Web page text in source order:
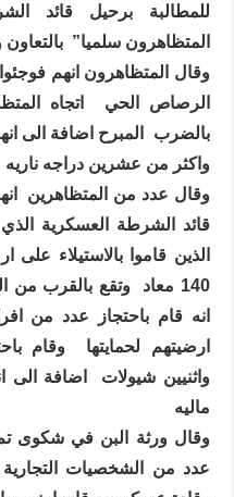
للمطالبة برحيل قائد
المتظاهرون سلميا”
وقال المتظاهرون انهم
الرصاص الحي
اتجاه
بالضرب
المبرح اضافة الى
واكثر من عشرين دراجه ناريه
وقال عدد من المتظاهرين
قائد الشرطة العسكرية الذي
الذين قاموا بالاستيلاء على
140 معاد
وتقع بالقرب من
انه قام باحتجاز عدد من
ارضيتهم لحمايتها
وقام
واثنيين شيولات
اضافة الى
ماليه
وقال ورثة البن في شكوى
عدد من الشخصيات